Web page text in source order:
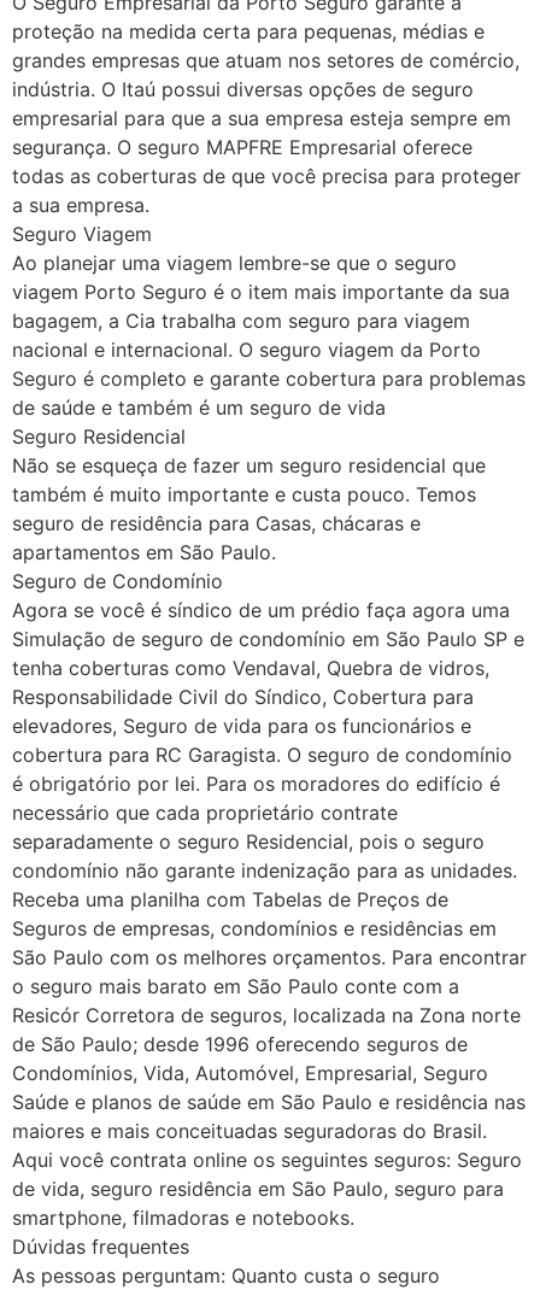
proteção na medida certa para pequenas, médias e
grandes empresas que atuam nos setores de comércio,
indústria. O Itaú possui diversas opções de seguro
empresarial para que a sua empresa esteja sempre em
segurança. O seguro MAPFRE Empresarial oferece
todas as coberturas de que você precisa para proteger
a sua empresa.
Seguro Viagem
Ao planejar uma viagem lembre-se que o seguro
viagem Porto Seguro é o item mais importante da sua
bagagem, a Cia trabalha com seguro para viagem
nacional e internacional. O seguro viagem da Porto
Seguro é completo e garante cobertura para problemas
de saúde e também é um seguro de vida
Seguro Residencial
Não se esqueça de fazer um seguro residencial que
também é muito importante e custa pouco. Temos
seguro de residência para Casas, chácaras e
apartamentos em São Paulo.
Seguro de Condomínio
Agora se você é síndico de um prédio faça agora uma
Simulação de seguro de condomínio em São Paulo SP e
tenha coberturas como Vendaval, Quebra de vidros,
Responsabilidade Civil do Síndico, Cobertura para
elevadores, Seguro de vida para os funcionários e
cobertura para RC Garagista. O seguro de condomínio
é obrigatório por lei. Para os moradores do edifício é
necessário que cada proprietário contrate
separadamente o seguro Residencial, pois o seguro
condomínio não garante indenização para as unidades.
Receba uma planilha com Tabelas de Preços de
Seguros de empresas, condomínios e residências em
São Paulo com os melhores orçamentos. Para encontrar
o seguro mais barato em São Paulo conte com a
Resicór Corretora de seguros, localizada na Zona norte
de São Paulo; desde 1996 oferecendo seguros de
Condomínios, Vida, Automóvel, Empresarial, Seguro
Saúde e planos de saúde em São Paulo e residência nas
maiores e mais conceituadas seguradoras do Brasil.
Aqui você contrata online os seguintes seguros: Seguro
de vida, seguro residência em São Paulo, seguro para
smartphone, filmadoras e notebooks.
Dúvidas frequentes
As pessoas perguntam: Quanto custa o seguro